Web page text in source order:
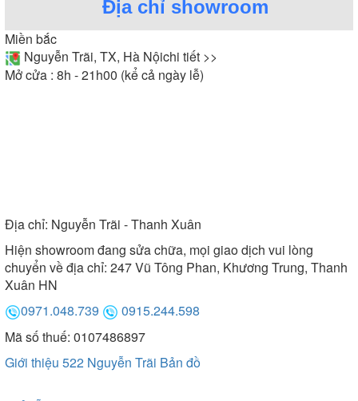
Địa chỉ showroom
Miền bắc
Nguyễn Trãi, TX, Hà Nộichi tiết >>
Mở cửa : 8h - 21h00 (kể cả ngày lễ)
Địa chỉ: Nguyễn Trãi - Thanh Xuân
Hiện showroom đang sửa chữa, mọi giao dịch vui lòng
chuyển về địa chỉ: 247 Vũ Tông Phan, Khương Trung, Thanh
Xuân HN
0971.048.739
0915.244.598
Mã số thuế: 0107486897
Giới thiệu 522 Nguyễn Trãi Bản đồ